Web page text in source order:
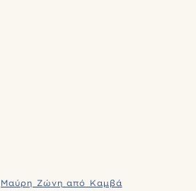
Μαύρη Ζώνη από Καμβά